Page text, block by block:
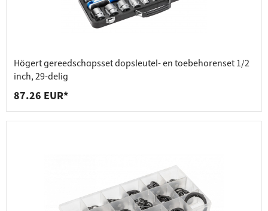
Högert gereedschapsset dopsleutel- en toebehorenset 1/2
inch, 29-delig
87.26 EUR*